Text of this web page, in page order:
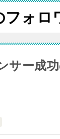
フォロ
サー成